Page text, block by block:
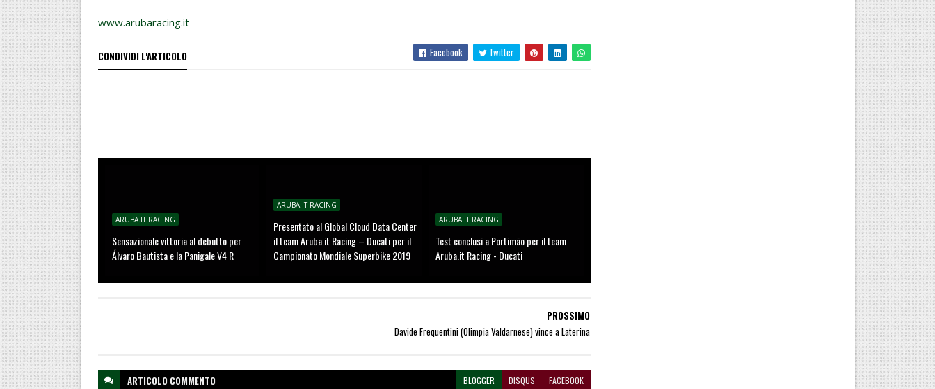
www.arubaracing.it
CONDIVIDI L'ARTICOLO Facebook Twitter
ARUBA.IT RACING
Sensazionale vittoria al debutto per
Álvaro Bautista e la Panigale V4 R
ARUBA.IT RACING
Presentato al Global Cloud Data Center
il team Aruba.it Racing – Ducati per il
Campionato Mondiale Superbike 2019
ARUBA.IT RACING
Test conclusi a Portimão per il team
Aruba.it Racing - Ducati
PROSSIMO
Davide Frequentini (Olimpia Valdarnese) vince a Laterina
ARTICOLO COMMENTO BLOGGER DISQUS FACEBOOK